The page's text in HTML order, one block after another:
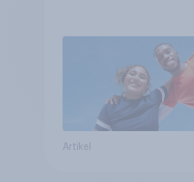
Artikel